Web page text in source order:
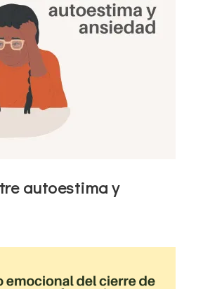
autoestima y